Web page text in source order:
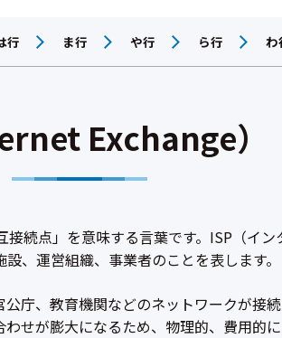
行 ま行 や行 ら行 わ
Exchange）
続点」を意味する言葉です。ISP（イ
、運営組織、事業者のことを表します。
庁、教育機関などのネットワークが接
せが膨大になるため、物理的、費用的